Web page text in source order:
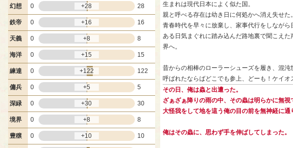
幻想
0 +28 28
鉄帝 0 +16 16
天義 0 +8 8
海洋 0 +15 15
練達 0 +122 122
傭兵 0 +5 5
深緑 0 +30 30
境界 0 +8 8
豊穣 0 +10 10
生まれは現代日本によく似た国。
親と呼べる存在は幼き日に何処かへ消え失せた。
青春時代を早々に放棄し、家事代行をしながら
ある日気まぐれに踏み込んだ路地裏で聞こえた
界へ。
昔からの相棒のローラーシューズを履き、混沌
呼ばれたならばどこでも参上、どーも！ケイオ
その日、俺は蟲と出遭った。
ざぁざぁ降りの雨の中、その蟲は明らかに無視
大怪我をして地を這う俺の目の前を無神経に通
俺はその蟲に、思わず手を伸ばしてしまった。